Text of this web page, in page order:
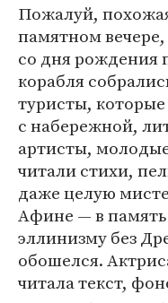
Пожалуй,
памятном
со дня рождения
корабля
туристы,
с набережной,
артисты,
читали стихи,
даже целую
Афине — в
эллинизму без
обошелся.
читала текст,